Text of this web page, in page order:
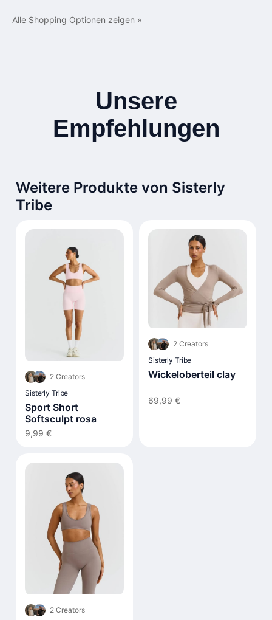
Alle Shopping Optionen zeigen »
Unsere
Empfehlungen
Weitere Produkte von Sisterly
Tribe
2 Creators
Sisterly Tribe
Sport Short
Softsculpt rosa
9,99 €
2 Creators
Sisterly Tribe
Wickeloberteil clay
69,99 €
2 Creators